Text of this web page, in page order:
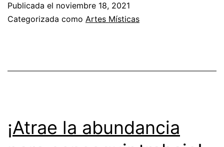
tendrás
Publicada el noviembre 18, 2021
Categorizada como Artes Místicas
¡Atrae la abundancia